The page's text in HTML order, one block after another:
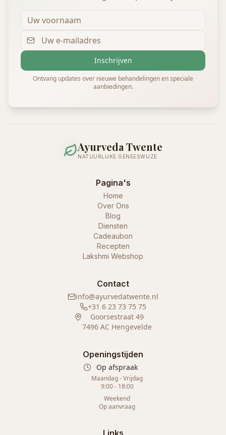
Inschrijven
Ontvang updates over nieuwe behandelingen en speciale
aanbiedingen.
Ayurveda Twente
NATUURLIJKE GENEESWIJZE
Pagina's
Home
Over Ons
Blog
Diensten
Cadeaubon
Recepten
Lakshmi Webshop
Contact
info@ayurvedatwente.nl
+31 6 23 73 75 75
Goorsestraat 49
7496 AC Hengevelde
Openingstijden
Op afspraak
Maandag - Vrijdag
9:00 - 18:00
Weekend
Op aanvraag
Links